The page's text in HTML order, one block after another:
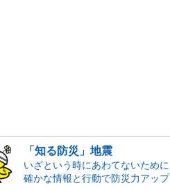
「知る防災」地震
いざという時にあわてないために
確かな情報と行動で防災力アップ